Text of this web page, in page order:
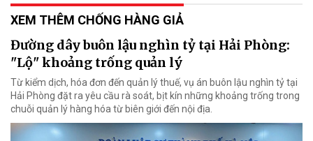
XEM THÊM CHỐNG HÀNG GIẢ
Đường dây buôn lậu nghìn tỷ tại Hải Phòng:
"Lộ" khoảng trống quản lý
Từ kiểm dịch, hóa đơn đến quản lý thuế, vụ án buôn lậu nghìn tỷ tại
Hải Phòng đặt ra yêu cầu rà soát, bịt kín những khoảng trống trong
chuỗi quản lý hàng hóa từ biên giới đến nội địa.